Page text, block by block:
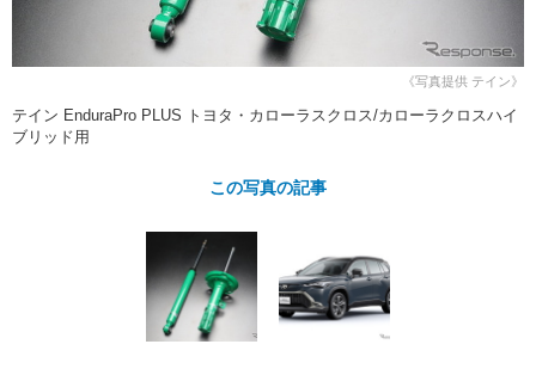
フィルム・ラッピング
ストップ 不具合修理＆粗悪修理
カーメーカー「旧車」関連プロジェ
ショップレポート プロショップ検索
レストア
カーメーカー「旧車」関連プロジ
コラム
イベント
《写真提供 テイン》
テイン EnduraPro PLUS トヨタ・カローラスクロス/カローラクロスハイ
ブリッド用
この写真の記事